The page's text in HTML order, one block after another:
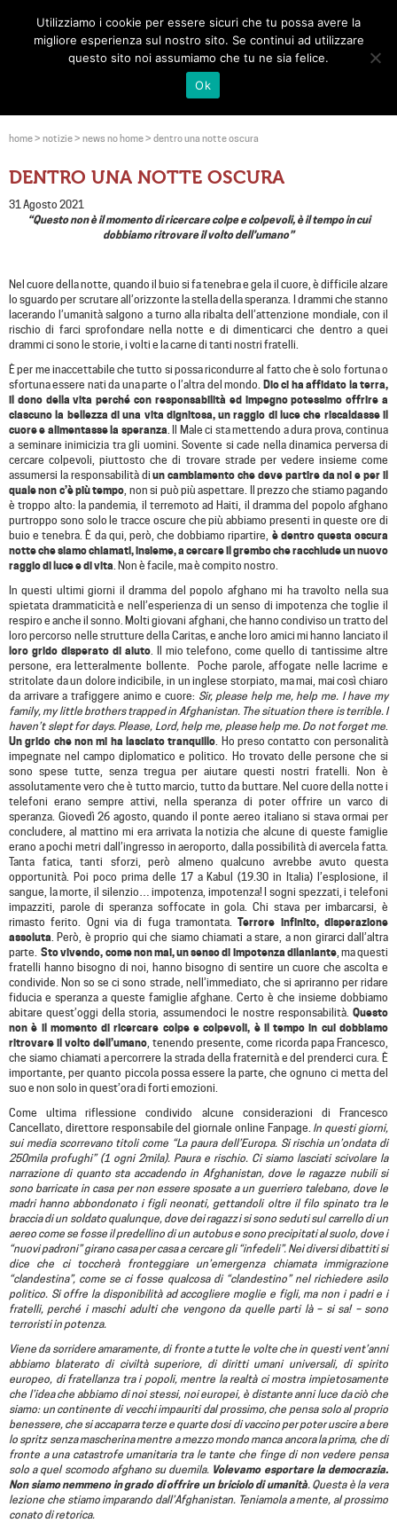
Toggle
home> notizie> news no home> dentro una notte oscura
DENTRO UNA NOTTE OSCURA
31 Agosto 2021
“Questo non è il momento di ricercare colpe e colpevoli, è il tempo in cui
dobbiamo ritrovare il volto dell’umano”
Nel cuore della notte, quando il buio si fa tenebra e gela il cuore, è difficile alzare
lo sguardo per scrutare all’orizzonte la stella della speranza. I drammi che stanno
lacerando l’umanità salgono a turno alla ribalta dell’attenzione mondiale, con il
rischio di farci sprofondare nella notte e di dimenticarci che dentro a quei
drammi ci sono le storie, i volti e la carne di tanti nostri fratelli.
È per me inaccettabile che tutto si possa ricondurre al fatto che è solo fortuna o
sfortuna essere nati da una parte o l’altra del mondo. Dio ci ha affidato la terra,
il dono della vita perché con responsabilità ed impegno potessimo offrire a
ciascuno la bellezza di una vita dignitosa, un raggio di luce che riscaldasse il
cuore e alimentasse la speranza. Il Male ci sta mettendo a dura prova, continua
a seminare inimicizia tra gli uomini. Sovente si cade nella dinamica perversa di
cercare colpevoli, piuttosto che di trovare strade per vedere insieme come
assumersi la responsabilità diun cambiamento che deve partire da noi e per il
quale non c’è più tempo, non si può più aspettare. Il prezzo che stiamo pagando
è troppo alto: la pandemia, il terremoto ad Haiti, il dramma del popolo afghano
purtroppo sono solo le tracce oscure che più abbiamo presenti in queste ore di
buio e tenebra. È da qui, però, che dobbiamo ripartire, è dentro questa oscura
notte che siamo chiamati, insieme, a cercare il grembo che racchiude un nuovo
raggio di luce e di vita. Non è facile, ma è compito nostro.
In questi ultimi giorni il dramma del popolo afghano mi ha travolto nella sua
spietata drammaticità e nell’esperienza di un senso di impotenza che toglie il
respiro e anche il sonno. Molti giovani afghani, che hanno condiviso un tratto del
loro percorso nelle strutture della Caritas, e anche loro amici mi hanno lanciato il
loro grido disperato di aiuto. Il mio telefono, come quello di tantissime altre
persone, era letteralmente bollente. Poche parole, affogate nelle lacrime e
stritolate da un dolore indicibile, in un inglese storpiato, ma mai, mai così chiaro
da arrivare a trafiggere animo e cuore: Sir, please help me, help me. I have my
family, my little brothers trapped in Afghanistan. The situation there is terrible. I
haven’t slept for days. Please, Lord, help me, please help me. Do not forget me.
Un grido che non mi ha lasciato tranquillo. Ho preso contatto con personalità
impegnate nel campo diplomatico e politico. Ho trovato delle persone che si
sono spese tutte, senza tregua per aiutare questi nostri fratelli. Non è
assolutamente vero che è tutto marcio, tutto da buttare. Nel cuore della notte i
telefoni erano sempre attivi, nella speranza di poter offrire un varco di
speranza. Giovedì 26 agosto, quando il ponte aereo italiano si stava ormai per
concludere, al mattino mi era arrivata la notizia che alcune di queste famiglie
erano a pochi metri dall’ingresso in aeroporto, dalla possibilità di avercela fatta.
Tanta fatica, tanti sforzi, però almeno qualcuno avrebbe avuto questa
opportunità. Poi poco prima delle 17 a Kabul (19.30 in Italia) l’esplosione, il
sangue, la morte, il silenzio… impotenza, impotenza! I sogni spezzati, i telefoni
impazziti, parole di speranza soffocate in gola. Chi stava per imbarcarsi, è
rimasto ferito. Ogni via di fuga tramontata.Terrore infinito, disperazione
assoluta. Però, è proprio qui che siamo chiamati a stare, a non girarci dall’altra
parte.Sto vivendo, come non mai, un senso di impotenza dilaniante, ma questi
fratelli hanno bisogno di noi, hanno bisogno di sentire un cuore che ascolta e
condivide. Non so se ci sono strade, nell’immediato, che si apriranno per ridare
fiducia e speranza a queste famiglie afghane. Certo è che insieme dobbiamo
abitare quest’oggi della storia, assumendoci le nostre responsabilità. Questo
non è il momento di ricercare colpe e colpevoli, è il tempo in cui dobbiamo
ritrovare il volto dell’umano, tenendo presente, come ricorda papa Francesco,
che siamo chiamati a percorrere la strada della fraternità e del prenderci cura. È
importante, per quanto piccola possa essere la parte, che ognuno ci metta del
suo e non solo in quest’ora di forti emozioni.
Come ultima riflessione condivido alcune considerazioni di Francesco
Cancellato, direttore responsabile del giornale online Fanpage. In questi giorni,
sui media scorrevano titoli come “La paura dell’Europa. Si rischia un’ondata di
250mila profughi” (1 ogni 2mila). Paura e rischio. Ci siamo lasciati scivolare la
narrazione di quanto sta accadendo in Afghanistan, dove le ragazze nubili si
sono barricate in casa per non essere sposate a un guerriero talebano, dove le
madri hanno abbondonato i figli neonati, gettandoli oltre il filo spinato tra le
braccia di un soldato qualunque, dove dei ragazzi si sono seduti sul carrello di un
aereo come se fosse il predellino di un autobus e sono precipitati al suolo, dove i
“nuovi padroni” girano casa per casa a cercare gli “infedeli”. Nei diversi dibattiti si
dice che ci toccherà fronteggiare un’emergenza chiamata immigrazione
“clandestina”, come se ci fosse qualcosa di “clandestino” nel richiedere asilo
politico. Si offre la disponibilità ad accogliere moglie e figli, ma non i padri e i
fratelli, perché i maschi adulti che vengono da quelle parti là – si sa! – sono
terroristi in potenza.
Viene da sorridere amaramente, di fronte a tutte le volte che in questi vent’anni
abbiamo blaterato di civiltà superiore, di diritti umani universali, di spirito
europeo, di fratellanza tra i popoli, mentre la realtà ci mostra impietosamente
che l’idea che abbiamo di noi stessi, noi europei, è distante anni luce da ciò che
siamo: un continente di vecchi impauriti dal prossimo, che pensa solo al proprio
benessere, che si accaparra terze e quarte dosi di vaccino per poter uscire a bere
lo spritz senza mascherina mentre a mezzo mondo manca ancora la prima, che di
fronte a una catastrofe umanitaria tra le tante che finge di non vedere pensa
solo a quel scomodo afghano su duemila. Volevamo esportare la democrazia.
Non siamo nemmeno in grado di offrire un briciolo di umanità. Questa è la vera
lezione che stiamo imparando dall’Afghanistan. Teniamola a mente, al prossimo
conato di retorica.
Utilizziamo i cookie per essere sicuri che tu possa avere la
migliore esperienza sul nostro sito. Se continui ad utilizzare
questo sito noi assumiamo che tu ne sia felice.
Ok